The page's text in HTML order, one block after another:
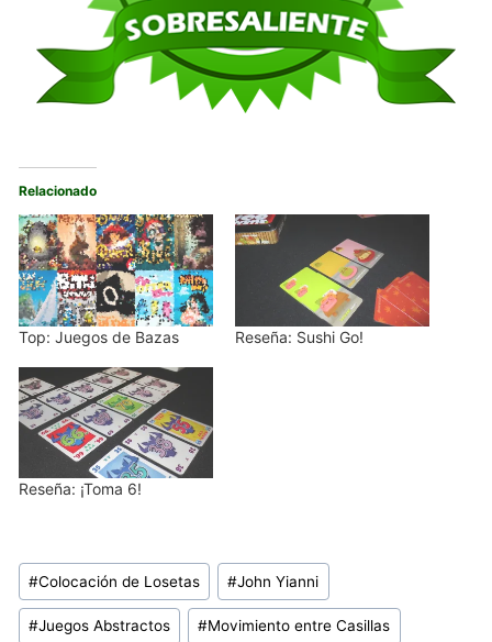
Relacionado
Top: Juegos de Bazas Reseña: Sushi Go!
Reseña: ¡Toma 6!
Etiquetas
de
la
#Colocación de Losetas #John Yianni
#Juegos Abstractos #Movimiento entre Casillas